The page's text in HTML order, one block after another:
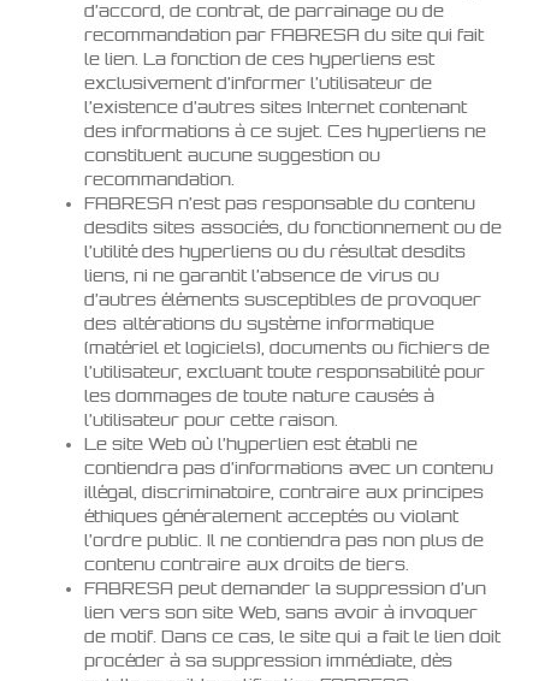
d’accord, de contrat, de parrainage ou de
recommandation par FABRESA du site qui fait
le lien. La fonction de ces hyperliens est
exclusivement d’informer l’utilisateur de
l’existence d’autres sites Internet contenant
des informations à ce sujet. Ces hyperliens ne
constituent aucune suggestion ou
recommandation.
FABRESA n’est pas responsable du contenu
desdits sites associés, du fonctionnement ou de
l’utilité des hyperliens ou du résultat desdits
liens, ni ne garantit l’absence de virus ou
d’autres éléments susceptibles de provoquer
des altérations du système informatique
(matériel et logiciels), documents ou fichiers de
l’utilisateur, excluant toute responsabilité pour
les dommages de toute nature causés à
l’utilisateur pour cette raison.
Le site Web où l’hyperlien est établi ne
contiendra pas d’informations avec un contenu
illégal, discriminatoire, contraire aux principes
éthiques généralement acceptés ou violant
l’ordre public. Il ne contiendra pas non plus de
contenu contraire aux droits de tiers.
FABRESA peut demander la suppression d’un
lien vers son site Web, sans avoir à invoquer
de motif. Dans ce cas, le site qui a fait le lien doit
procéder à sa suppression immédiate, dès